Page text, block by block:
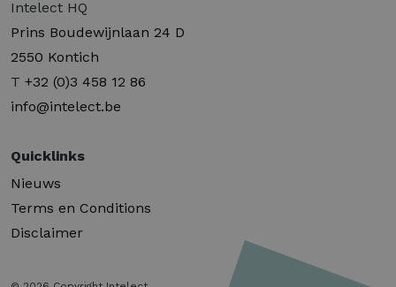
Intelect HQ
Prins Boudewijnlaan 24 D
2550 Kontich
T +32 (0)3 458 12 86
info@intelect.be
Quicklinks
Nieuws
Terms en Conditions
Disclaimer